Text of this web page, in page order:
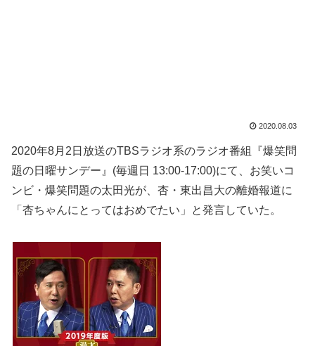
2020.08.03
2020年8月2日放送のTBSラジオ系のラジオ番組『爆笑問
題の日曜サンデー』(毎週日 13:00-17:00)にて、お笑いコ
ンビ・爆笑問題の太田光が、杏・東出昌大の離婚報道に
「杏ちゃんにとってはおめでたい」と発言していた。